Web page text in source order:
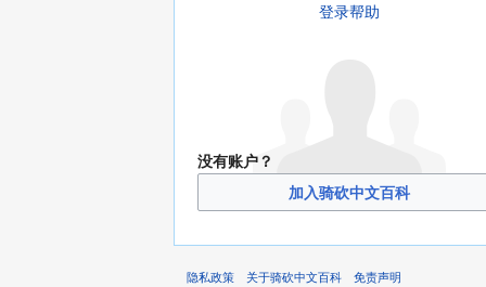
登录帮助
没有账户？
加入骑砍中文百科
隐私政策 关于骑砍中文百科 免责声明